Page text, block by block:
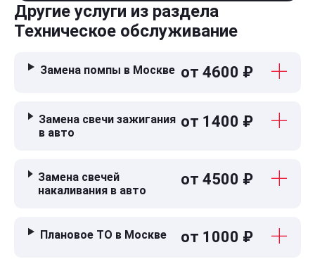
Другие услуги из раздела
Техническое обслуживание
Замена помпы в Москве от 4600 ₽
Замена свечи зажигания
в авто
от 1400 ₽
Замена свечей
накаливания в авто
от 4500 ₽
Плановое ТО в Москве от 1000 ₽